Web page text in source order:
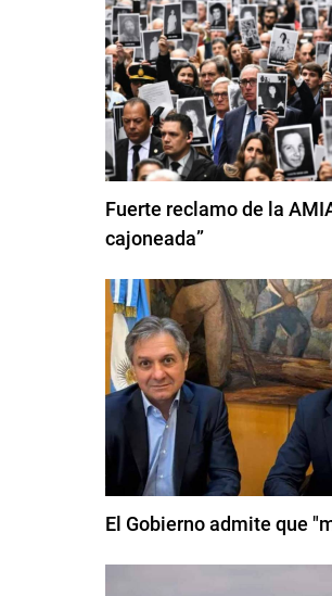
Fuerte reclamo de la
cajoneada”
El Gobierno admite que